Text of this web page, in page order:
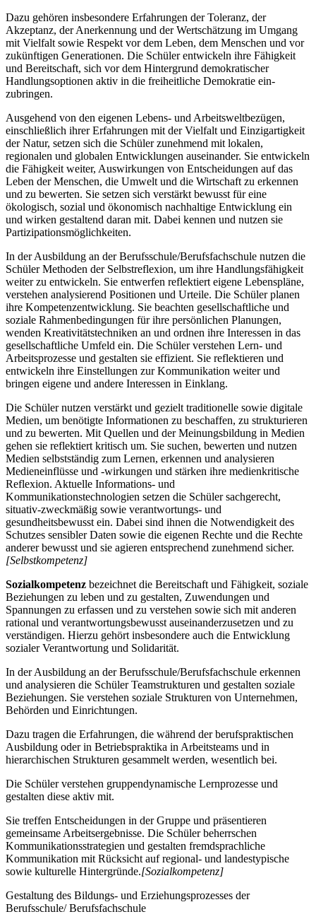
Dazu gehören insbesondere Erfahrungen der Toleranz, der
Akzeptanz, der Anerkennung und der Wertschätzung im Umgang
mit Vielfalt sowie Respekt vor dem Leben, dem Menschen und vor
zukünftigen Generationen. Die Schüler entwickeln ihre Fähigkeit
und Bereitschaft, sich vor dem Hintergrund demokratischer
Handlungsoptionen aktiv in die freiheitliche Demokratie ein-
zubringen.
Ausgehend von den eigenen Lebens- und Arbeitsweltbezügen,
einschließlich ihrer Erfahrungen mit der Vielfalt und Einzigartigkeit
der Natur, setzen sich die Schüler zunehmend mit lokalen,
regionalen und globalen Entwicklungen auseinander. Sie entwickeln
die Fähigkeit weiter, Auswirkungen von Entscheidungen auf das
Leben der Menschen, die Umwelt und die Wirtschaft zu erkennen
und zu bewerten. Sie setzen sich verstärkt bewusst für eine
ökologisch, sozial und ökonomisch nachhaltige Entwicklung ein
und wirken gestaltend daran mit. Dabei kennen und nutzen sie
Partizipationsmöglichkeiten.
In der Ausbildung an der Berufsschule/Berufsfachschule nutzen die
Schüler Methoden der Selbstreflexion, um ihre Handlungsfähigkeit
weiter zu entwickeln. Sie entwerfen reflektiert eigene Lebenspläne,
verstehen analysierend Positionen und Urteile. Die Schüler planen
ihre Kompetenzentwicklung. Sie beachten gesellschaftliche und
soziale Rahmenbedingungen für ihre persönlichen Planungen,
wenden Kreativitätstechniken an und ordnen ihre Interessen in das
gesellschaftliche Umfeld ein. Die Schüler verstehen Lern- und
Arbeitsprozesse und gestalten sie effizient. Sie reflektieren und
entwickeln ihre Einstellungen zur Kommunikation weiter und
bringen eigene und andere Interessen in Einklang.
Die Schüler nutzen verstärkt und gezielt traditionelle sowie digitale
Medien, um benötigte Informationen zu beschaffen, zu strukturieren
und zu bewerten. Mit Quellen und der Meinungsbildung in Medien
gehen sie reflektiert kritisch um. Sie suchen, bewerten und nutzen
Medien selbstständig zum Lernen, erkennen und analysieren
Medieneinflüsse und -wirkungen und stärken ihre medienkritische
Reflexion. Aktuelle Informations- und
Kommunikationstechnologien setzen die Schüler sachgerecht,
situativ-zweckmäßig sowie verantwortungs- und
gesundheitsbewusst ein. Dabei sind ihnen die Notwendigkeit des
Schutzes sensibler Daten sowie die eigenen Rechte und die Rechte
anderer bewusst und sie agieren entsprechend zunehmend sicher.
[Selbstkompetenz]
Sozialkompetenz bezeichnet die Bereitschaft und Fähigkeit, soziale
Beziehungen zu leben und zu gestalten, Zuwendungen und
Spannungen zu erfassen und zu verstehen sowie sich mit anderen
rational und verantwortungsbewusst auseinanderzusetzen und zu
verständigen. Hierzu gehört insbesondere auch die Entwicklung
sozialer Verantwortung und Solidarität.
In der Ausbildung an der Berufsschule/Berufsfachschule erkennen
und analysieren die Schüler Teamstrukturen und gestalten soziale
Beziehungen. Sie verstehen soziale Strukturen von Unternehmen,
Behörden und Einrichtungen.
Dazu tragen die Erfahrungen, die während der berufspraktischen
Ausbildung oder in Betriebspraktika in Arbeitsteams und in
hierarchischen Strukturen gesammelt werden, wesentlich bei.
Die Schüler verstehen gruppendynamische Lernprozesse und
gestalten diese aktiv mit.
Sie treffen Entscheidungen in der Gruppe und präsentieren
gemeinsame Arbeitsergebnisse. Die Schüler beherrschen
Kommunikationsstrategien und gestalten fremdsprachliche
Kommunikation mit Rücksicht auf regional- und landestypische
sowie kulturelle Hintergründe.[Sozialkompetenz]
Gestaltung des Bildungs- und Erziehungsprozesses der
Berufsschule/ Berufsfachschule